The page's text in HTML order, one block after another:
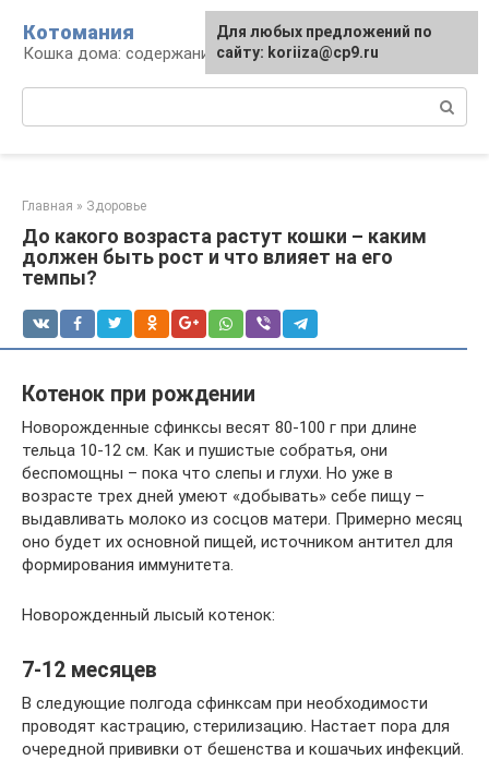
контенту
Котомания
Кошка дома: содержание и уход
Главная » Здоровье
До какого возраста растут кошки – каким
должен быть рост и что влияет на его
темпы?
Котенок при рождении
Новорожденные сфинксы весят 80-100 г при длине
тельца 10-12 см. Как и пушистые собратья, они
беспомощны – пока что слепы и глухи. Но уже в
возрасте трех дней умеют «добывать» себе пищу –
выдавливать молоко из сосцов матери. Примерно месяц
оно будет их основной пищей, источником антител для
формирования иммунитета.
Новорожденный лысый котенок:
7-12 месяцев
В следующие полгода сфинксам при необходимости
проводят кастрацию, стерилизацию. Настает пора для
очередной прививки от бешенства и кошачьих инфекций.
Для любых предложений по
сайту: koriiza@cp9.ru